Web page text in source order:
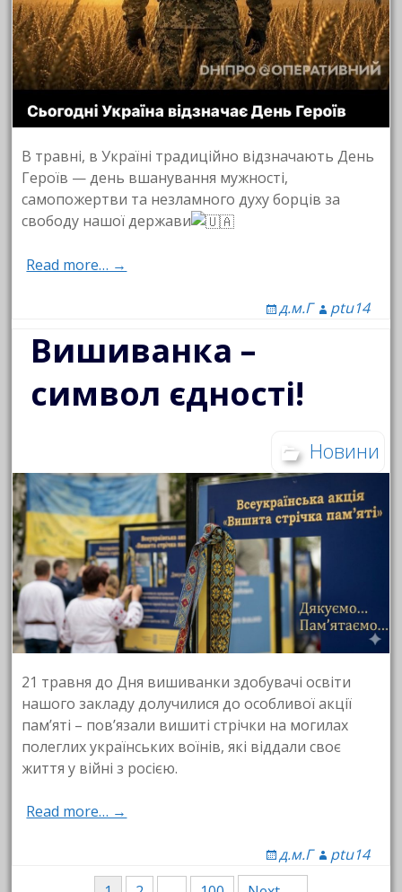
В травні, в Україні традиційно відзначають День
Героїв — день вшанування мужності,
самопожертви та незламного духу борців за
свободу нашої держави
Read more… →
д.м.Г ptu14
Вишиванка –
символ єдності!
Новини
21 травня до Дня вишиванки здобувачі освіти
нашого закладу долучилися до особливої акції
пам’яті – пов’язали вишиті стрічки на могилах
полеглих українських воїнів, які віддали своє
життя у війні з росією.
Read more… →
д.м.Г ptu14